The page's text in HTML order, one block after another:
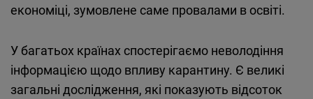
економіці, зумовлене саме провалами в освіті.
У багатьох країнах спостерігаємо неволодіння
інформацією щодо впливу карантину. Є великі
загальні дослідження, які показують відсоток